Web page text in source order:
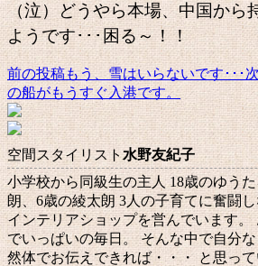
（泣）どうやら本場、中国から
ようです･･･困る～！！
投
稿
ナ
ビ
ゲ
ー
シ
前の投稿もう、雪はいらないです･･･
の船がもうすぐ入港です。
空間スタイリスト水野友紀子
小学校から同級生の主人 18歳のゆう
朗、6歳の綾太朗 3人の子育てに奮闘
インテリアショップを営んでいます。
でいっぱいの毎日。 そんな中で自分
然体でお伝えできれば・・・ と思っ